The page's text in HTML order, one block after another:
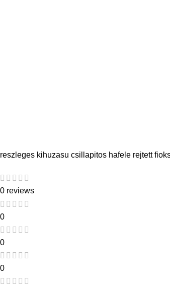
reszleges kihuzasu csillapitos hafele rejtett
0 reviews
0
0
0